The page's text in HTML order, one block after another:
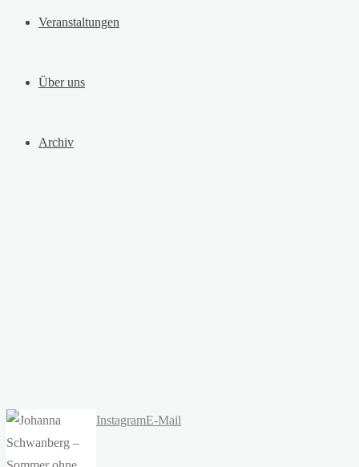
Veranstaltungen
Über uns
Archiv
InstagramE-Mail